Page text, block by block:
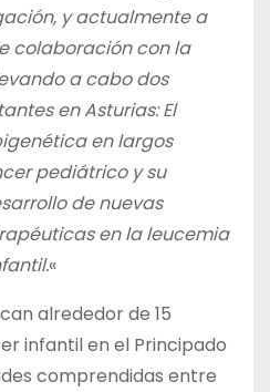
y actualmente a
colaboración con la
a cabo dos
en Asturias: El
en largos
pediátrico y su
de nuevas
en la leucemia
«
alrededor de 15
infantil en el Principado
comprendidas entre